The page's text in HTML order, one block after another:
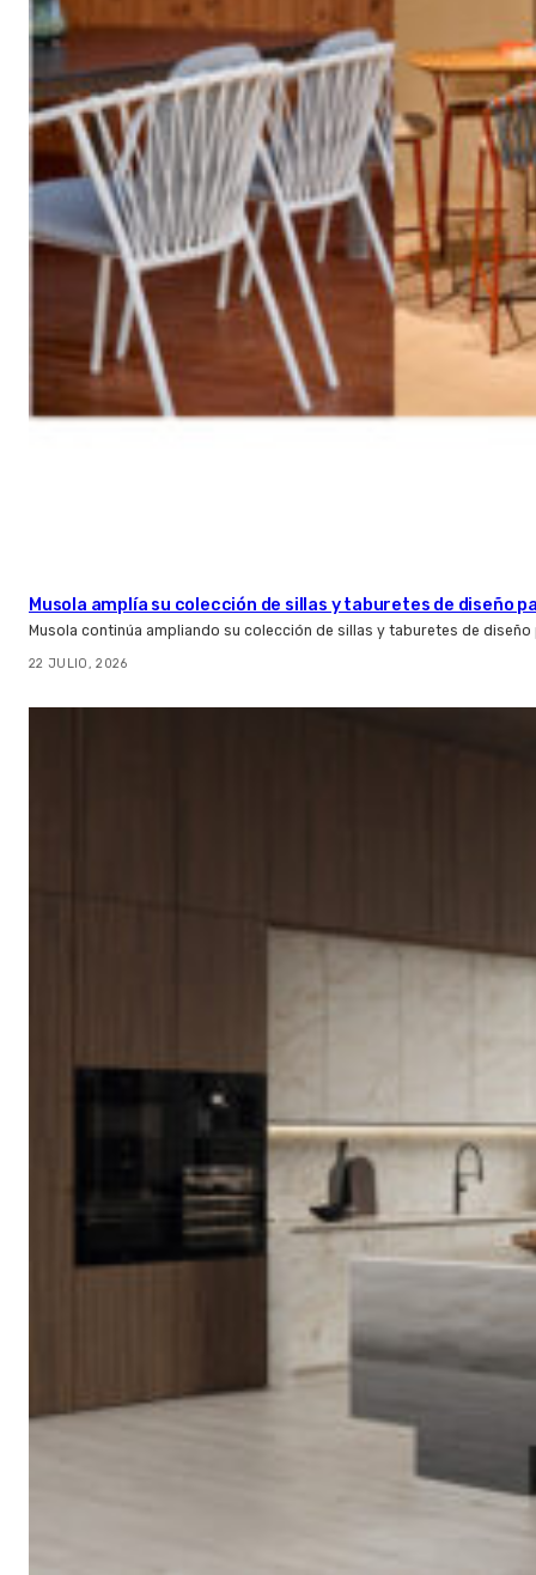
Musola amplía su colección de sillas y taburetes de diseño
Musola continúa ampliando su colección de sillas y taburetes de
22 JULIO, 2026